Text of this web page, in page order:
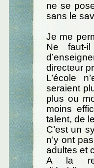
ne se
sans le
Je me
Ne faut-
directeur
L’école
seraient
plus ou
moins
talent, de
C’est un
n’y ont
adultes et
A la